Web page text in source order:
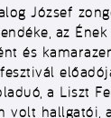
József
az
és
a Liszt
volt hallgatói,